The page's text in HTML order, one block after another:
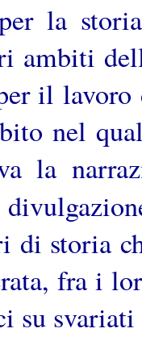
la
ambiti
il
nel
la
storia
fra i
su